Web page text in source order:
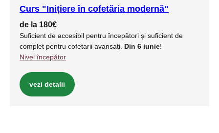
Curs "Inițiere în cofetăria modernă"
de la 180€
Suficient de accesibil pentru începători și suficient de
complet pentru cofetarii avansați. Din 6 iunie!
Nivel începător
vezi detalii